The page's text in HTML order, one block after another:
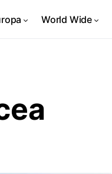
World Wide